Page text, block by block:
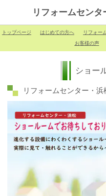
リフォームセンタ
トップページ はじめての方へ リフォー
お客様の声
ショー
リフォームセンター・浜